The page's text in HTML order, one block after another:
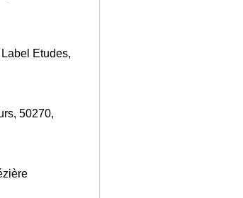
Etudes,
50270,